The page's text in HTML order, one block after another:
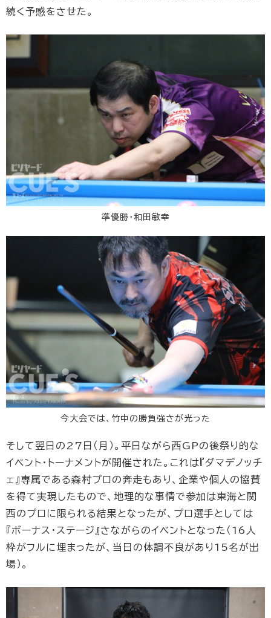
続く予感をさせた。
準優勝・和田敏幸
今大会では、竹中の勝負強さが光った
そして翌日の27日（月）。平日ながら西GPの後祭り的な
イベント・トーナメントが開催された。これは『ダマデノッチ
ェ』専属である森村プロの奔走もあり、企業や個人の協賛
を得て実現したもので、地理的な事情で参加は東海と関
西のプロに限られる結果となったが、プロ選手としては
『ボーナス・ステージ』さながらのイベントとなった（16人
枠がフルに埋まったが、当日の体調不良があり15名が出
場）。